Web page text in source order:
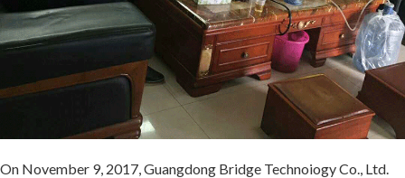
On November 9, 2017, Guangdong Bridge Technoiogy Co., Ltd.